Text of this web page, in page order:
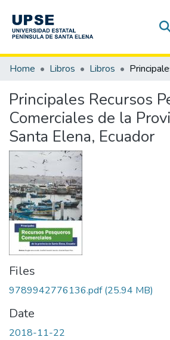
Communities & Collections
Statistics
Home Libros Libros
Principales Recursos
Comerciales de la
Santa Elena, Ecuador
Files
9789942776136.pdf(25.94 MB)
Date
2018-11-22